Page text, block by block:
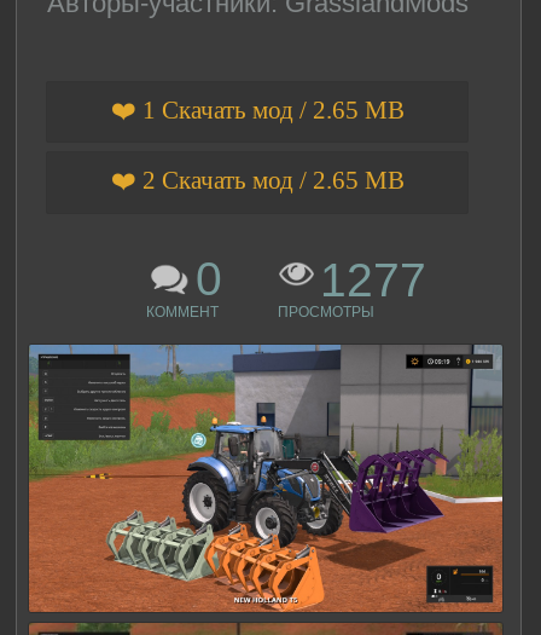
❤️ 1 Скачать мод / 2.65 MB
❤️ 2 Скачать мод / 2.65 MB
0
КОММЕНТ
1277
ПРОСМОТРЫ